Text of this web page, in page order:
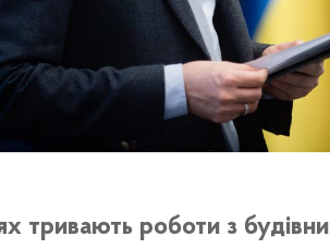
тривають роботи з